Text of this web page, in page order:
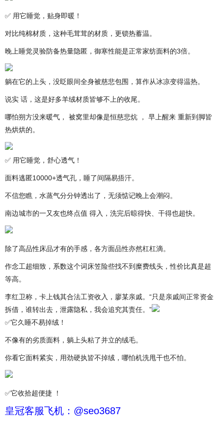
✅ 用它睡觉，贴身即暖！
对比纯棉材质，这种毛茸茸的材质，更锁热蓄温。
晚上睡觉灵验防备热量隐匿，御寒性能是正常家纺面料的3倍。
躺在它的上头，没眨眼间全身被慈悲包围，算作从冰凉变得温热。
说实 话，这是好多羊绒材质皆够不上的收尾。
哪怕朔方没来暖气， 被窝里却像是恒慈悲炕 ， 早上醒来 重新到脚皆
热烘烘的。
✅ 用它睡觉，舒心透气！
面料逃匿10000+透气孔，睡了间隔易捂汗。
不信您瞧，水蒸气分分钟透出了，无须惦记晚上会潮闷。
南边城市的一又友也终点值 得入，洗完后晾得快、干得也超快。
除了高品性床品才有的手感，各方面品性亦然杠杠滴。
作念工超细致，系数这个词床笠险些找不到糜费线头，性价比真是超
等高。
李红卫称，卡上钱其合法工资收入，廖某亲戚。“只是亲戚间正常资金
拆借，谁转出去，泄露隐私，我会追究其责任。”
✅它久睡不易掉绒！
不像有的劣质面料，躺上头粘了并立的绒毛。
你看它面料紧实，用劲硬执皆不掉绒，哪怕机洗甩干也不怕。
✅它收拾超便捷 ！
皇冠客服飞机：@seo3687